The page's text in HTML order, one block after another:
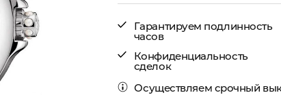
Гарантируем подлинность
часов
Конфиденциальность
сделок
Осуществляем срочный